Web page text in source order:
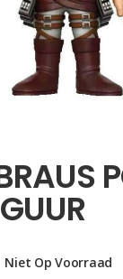
Niet Op Voorraad